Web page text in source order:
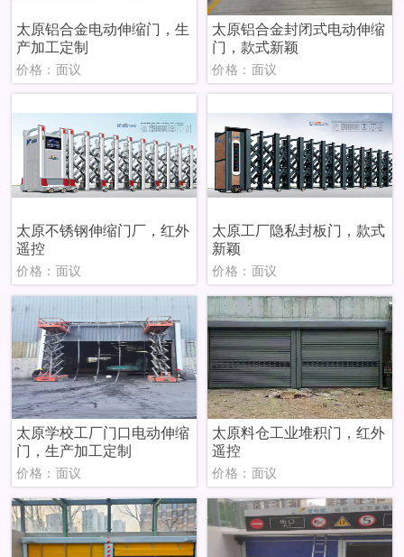
太原铝合金电动伸缩门，生
产加工定制
价格：面议
太原铝合金封闭式电动伸缩
门，款式新颖
价格：面议
太原不锈钢伸缩门厂，红外
遥控
价格：面议
太原工厂隐私封板门，款式
新颖
价格：面议
太原学校工厂门口电动伸缩
门，生产加工定制
价格：面议
太原料仓工业堆积门，红外
遥控
价格：面议